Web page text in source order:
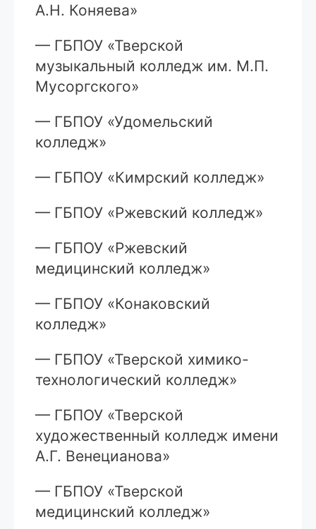
А.Н. Коняева»
— ГБПОУ «Тверской
музыкальный колледж им. М.П.
Мусоргского»
— ГБПОУ «Удомельский
колледж»
— ГБПОУ «Кимрский колледж»
— ГБПОУ «Ржевский колледж»
— ГБПОУ «Ржевский
медицинский колледж»
— ГБПОУ «Конаковский
колледж»
— ГБПОУ «Тверской химико-
технологический колледж»
— ГБПОУ «Тверской
художественный колледж имени
А.Г. Венецианова»
— ГБПОУ «Тверской
медицинский колледж»